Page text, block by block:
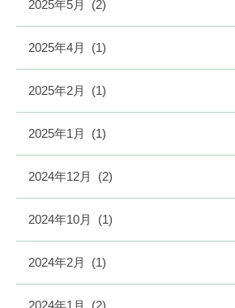
2025年5月 (2)
2025年4月 (1)
2025年2月 (1)
2025年1月 (1)
2024年12月 (2)
2024年10月 (1)
2024年2月 (1)
2024年1月 (2)